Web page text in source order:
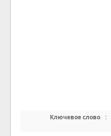
Ключевое слово
: